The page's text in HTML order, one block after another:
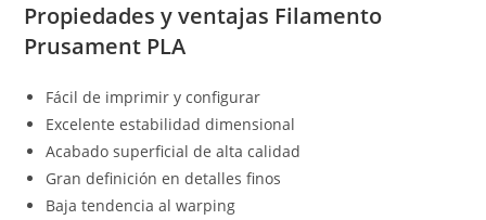
Propiedades y ventajas Filamento
Prusament PLA
Fácil de imprimir y configurar
Excelente estabilidad dimensional
Acabado superficial de alta calidad
Gran definición en detalles finos
Baja tendencia al warping